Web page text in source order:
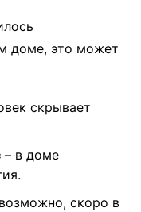
доме, это может
скрывает
– в доме
скоро в